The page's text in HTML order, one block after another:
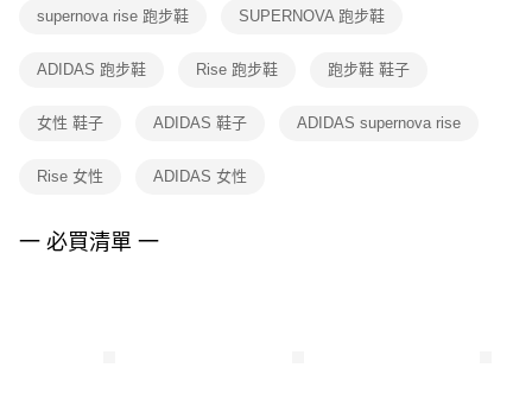
客戶支援中心」https://netprotections.freshdesk.com/support/home
１．透過由恩沛科技股份有限公司提供之「AFTEE先享後付」服務完成之交
權轉讓予恩沛科技股份有限公司。
３．未成年的使用者請事先徵得法定代理人或監護人之同意方可使用
４．使用「AFTEE先享後付」時，將依據個別帳號之用戶狀況，依本公司即
supernova rise 跑步鞋 SUPERNOVA 跑步鞋
ADIDAS 跑步鞋 Rise 跑步鞋 跑步鞋 鞋子
女性 鞋子 ADIDAS 鞋子 ADIDAS supernova rise
Rise 女性 ADIDAS 女性
一 必買清單 一